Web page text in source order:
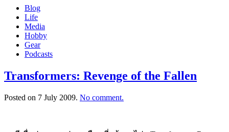
Blog
Life
Media
Hobby
Gear
Podcasts
Transformers: Revenge of the Fallen
Posted on 7 July 2009. No comment.